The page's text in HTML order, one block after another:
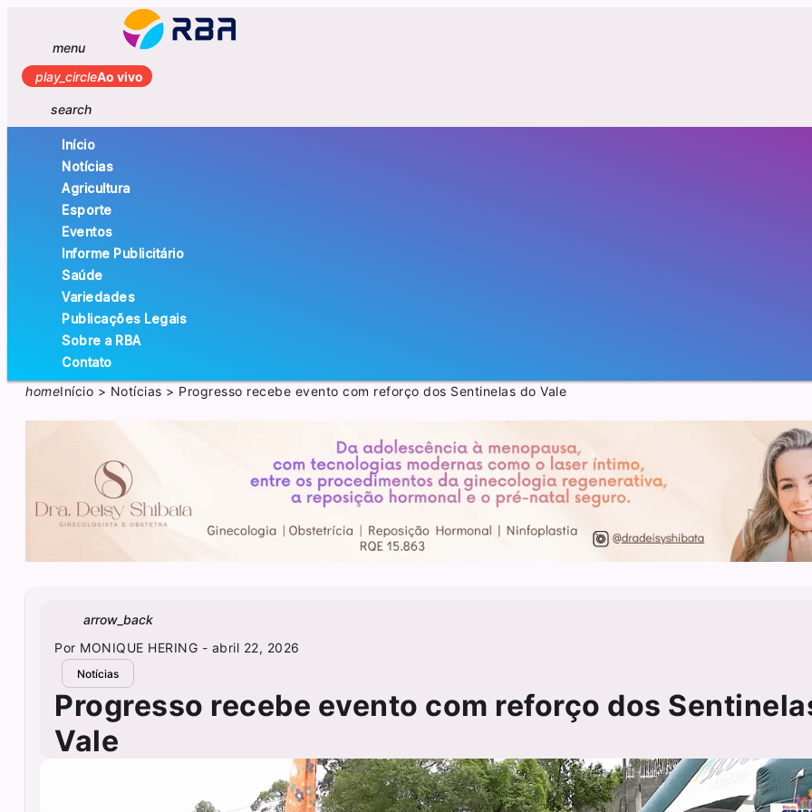
menu
play_circleAo vivo
search
Início
Notícias
Agricultura
Esporte
Eventos
Informe Publicitário
Saúde
Variedades
Publicações Legais
Sobre a RBA
Contato
homeInício > Notícias > Progresso recebe evento com reforço dos Sentinelas do Vale
arrow_back
Por MONIQUE HERING - abril 22, 2026
Notícias
Progresso recebe evento com reforço dos
Vale